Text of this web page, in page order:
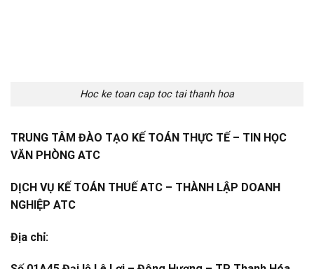
Hoc ke toan cap toc tai thanh hoa
TRUNG TÂM ĐÀO TẠO KẾ TOÁN THỰC TẾ – TIN HỌC
VĂN PHÒNG ATC
DỊCH VỤ KẾ TOÁN THUẾ ATC – THÀNH LẬP DOANH
NGHIỆP ATC
Địa chỉ: